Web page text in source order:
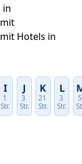
in
Hotels in
I
1
Str.
J
3
Str.
K
21
Str.
L
3
Str.